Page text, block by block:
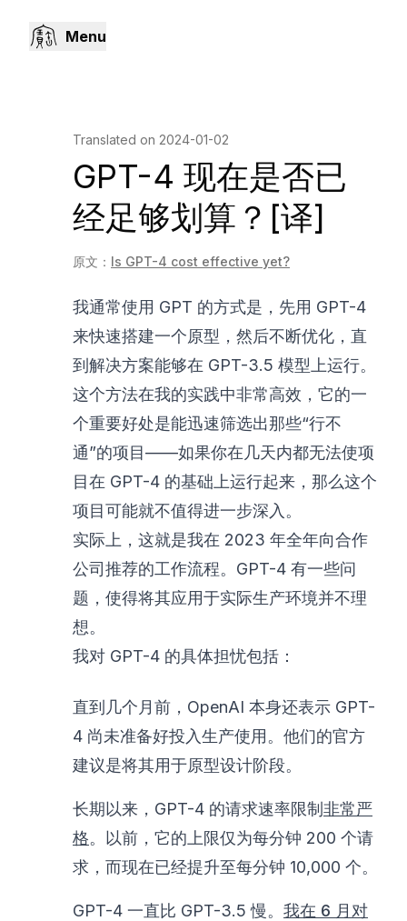
Menu
Translated on 2024-01-02
GPT-4 现在是否已
经足够划算？[译]
原文： Is GPT-4 cost effective yet?
我通常使用 GPT 的方式是，先用 GPT-4
来快速搭建一个原型，然后不断优化，直
到解决方案能够在 GPT-3.5 模型上运行。
这个方法在我的实践中非常高效，它的一
个重要好处是能迅速筛选出那些“行不
通”的项目——如果你在几天内都无法使项
目在 GPT-4 的基础上运行起来，那么这个
项目可能就不值得进一步深入。
实际上，这就是我在 2023 年全年向合作
公司推荐的工作流程。GPT-4 有一些问
题，使得将其应用于实际生产环境并不理
想。
我对 GPT-4 的具体担忧包括：
直到几个月前，OpenAI 本身还表示 GPT-
4 尚未准备好投入生产使用。他们的官方
建议是将其用于原型设计阶段。
长期以来，GPT-4 的请求速率限制 非常严
格。以前，它的上限仅为每分钟 200 个请
求，而现在已经提升至每分钟 10,000 个。
GPT-4 一直比 GPT-3.5 慢。 我在 6 月对